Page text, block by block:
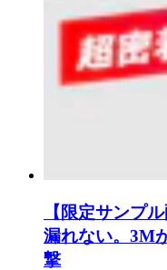
【限定サンプ
漏れない。3M
撃